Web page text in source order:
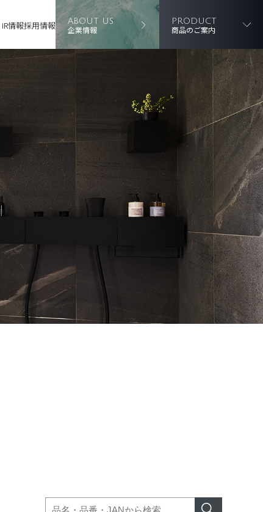
IR情報採用情報 ABOUT US
企業情報
PRODUCT
商品のご案内